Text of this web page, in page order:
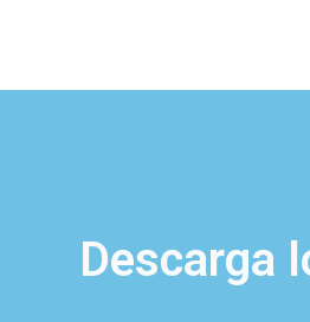
Descarga